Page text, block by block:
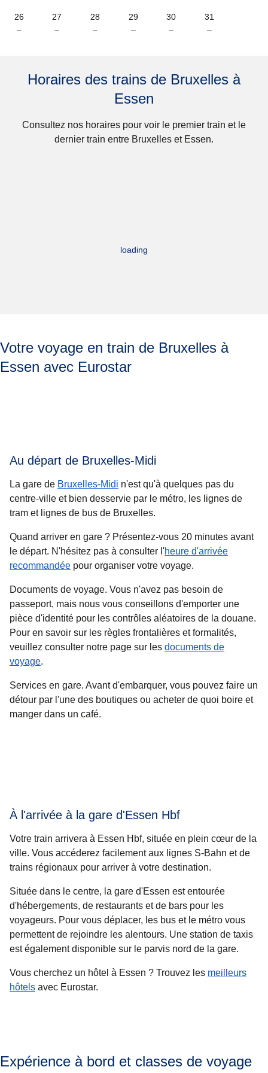
26
–
27
–
28
–
29
–
30
–
31
–
Horaires des trains de Bruxelles à
Essen
Consultez nos horaires pour voir le premier train et le
dernier train entre Bruxelles et Essen.
loading
Votre voyage en train de Bruxelles à
Essen avec Eurostar
Au départ de Bruxelles-Midi
La gare de Bruxelles-Midi n'est qu'à quelques pas du
centre-ville et bien desservie par le métro, les lignes de
tram et lignes de bus de Bruxelles.
Quand arriver en gare ? Présentez-vous 20 minutes avant
le départ. N'hésitez pas à consulter l'heure d'arrivée
recommandée pour organiser votre voyage.
Documents de voyage. Vous n'avez pas besoin de
passeport, mais nous vous conseillons d'emporter une
pièce d'identité pour les contrôles aléatoires de la douane.
Pour en savoir sur les règles frontalières et formalités,
veuillez consulter notre page sur les documents de
voyage.
Services en gare. Avant d'embarquer, vous pouvez faire un
détour par l'une des boutiques ou acheter de quoi boire et
manger dans un café.
À l'arrivée à la gare d'Essen Hbf
Votre train arrivera à Essen Hbf, située en plein cœur de la
ville. Vous accéderez facilement aux lignes S-Bahn et de
trains régionaux pour arriver à votre destination.
Située dans le centre, la gare d'Essen est entourée
d'hébergements, de restaurants et de bars pour les
voyageurs. Pour vous déplacer, les bus et le métro vous
permettent de rejoindre les alentours. Une station de taxis
est également disponible sur le parvis nord de la gare.
Vous cherchez un hôtel à Essen ? Trouvez les meilleurs
hôtels avec Eurostar.
Expérience à bord et classes de voyage